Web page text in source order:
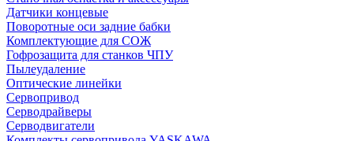
Датчики концевые
Поворотные оси задние бабки
Комплектующие для СОЖ
Гофрозащита для станков ЧПУ
Пылеудаление
Оптические линейки
Сервопривод
Серводрайверы
Серводвигатели